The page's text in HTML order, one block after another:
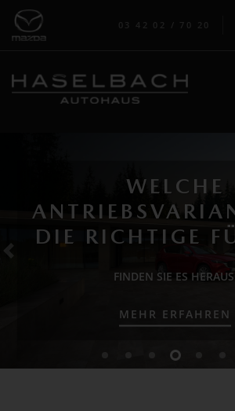
03 42 02 / 70 20
WELCHE
DIE RICHTIGE
FINDEN SIE ES
MEHR ERFAHREN
zurück